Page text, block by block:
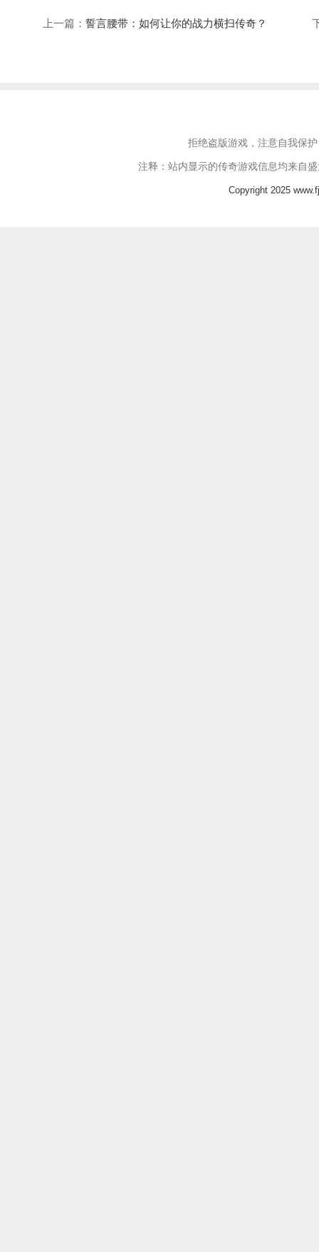
上一篇： 誓言腰带：如何让你的战力横扫传奇？
拒绝盗版游戏，注意自我保
注释：站内显示的传奇游戏信息均来自
Copyright 2025